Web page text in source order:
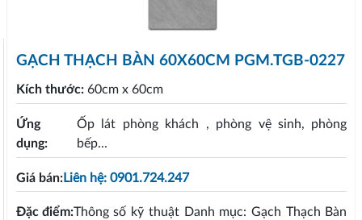
GẠCH THẠCH BÀN 60X60CM PGM.TGB-0227
Kích thước: 60cm x 60cm
Ứng
dụng:
Ốp lát phòng khách , phòng vệ sinh, phòng
bếp...
Giá bán:Liên hệ: 0901.724.247
Đặc điểm:Thông số kỹ thuật Danh mục: Gạch Thạch Bàn